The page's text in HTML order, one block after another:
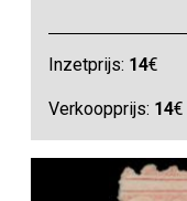
Inzetprijs: 14€
Verkoopprijs: 14€